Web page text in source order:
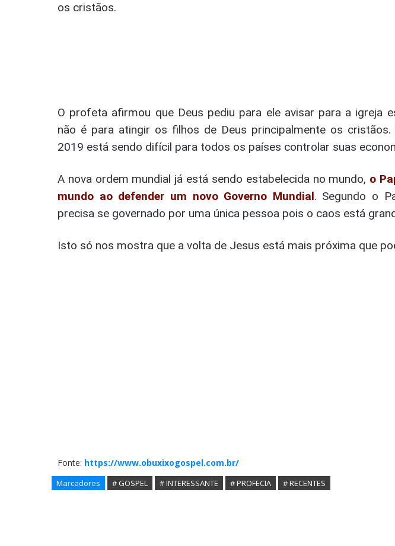
os cristãos.
O profeta afirmou que Deus pediu para ele avisar para a igreja
não é para atingir os filhos de Deus principalmente os
2019 está sendo difícil para todos os países controlar suas
A nova ordem mundial já está sendo estabelecida no mundo, o
mundo ao defender um novo Governo Mundial. Segundo o
precisa se governado por uma única pessoa pois o caos está
Isto só nos mostra que a volta de Jesus está mais próxima que
Fonte: https://www.obuxixogospel.com.br/
Marcadores # GOSPEL # INTERESSANTE # PROFECIA # RECENTES